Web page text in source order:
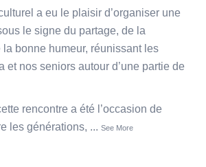
a eu le plaisir d’organiser une
le signe du partage, de la
bonne humeur, réunissant les
et nos seniors autour d’une partie de
rencontre a été l’occasion de
les générations, ... See More